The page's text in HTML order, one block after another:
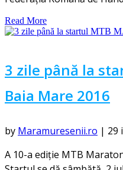
Read More
3 zile până la
Baia Mare 2016
by Maramuresenii.ro | 29
A 10-a ediție MTB